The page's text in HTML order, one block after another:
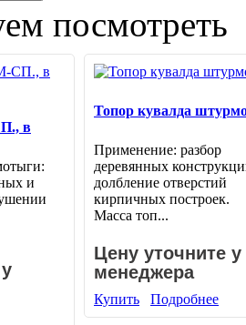
посмотреть
в
и
Топор кувалда
Применение: разбор
деревянных
долбление отверстий
кирпичных построек.
Масса топ...
Цену уточните у
менеджера
Купить Подробнее